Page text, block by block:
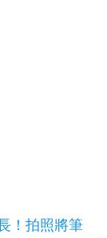
！拍照將筆